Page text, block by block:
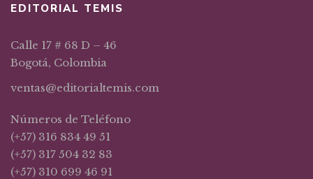
EDITORIAL TEMIS
Calle 17 # 68 D – 46
Bogotá, Colombia
ventas@editorialtemis.com
Números de Teléfono
(+57) 316 834 49 51
(+57) 317 504 32 83
(+57) 310 699 46 91